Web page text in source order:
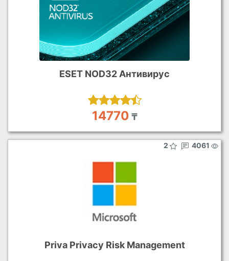
ESET NOD32 Антивирус
14770 ₸
2 4061
Priva Privacy Risk Management